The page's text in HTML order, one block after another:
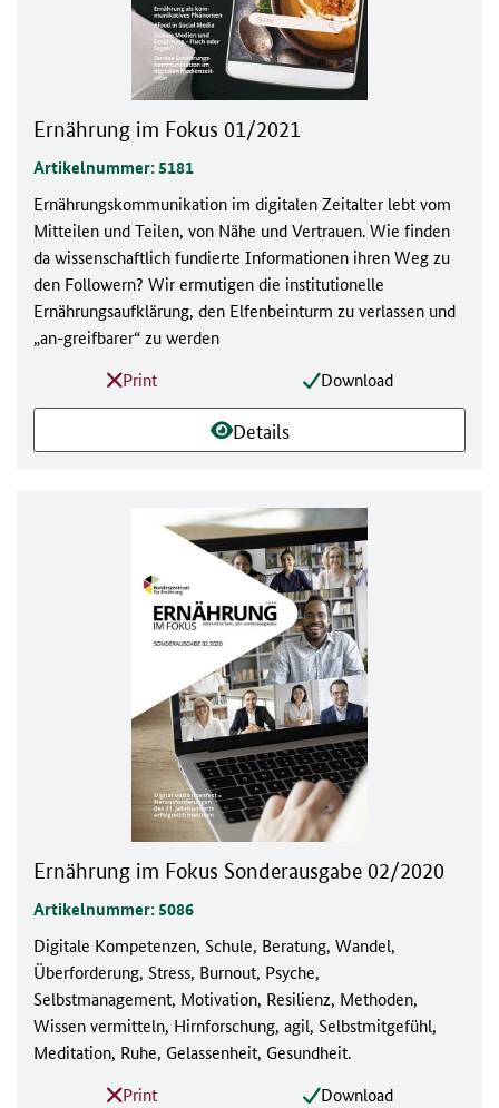
Ernährung im Fokus 01/2021
Artikelnummer: 5181
Ernährungskommunikation im digitalen Zeitalter lebt vom
Mitteilen und Teilen, von Nähe und Vertrauen. Wie finden
da wissenschaftlich fundierte Informationen ihren Weg zu
den Followern? Wir ermutigen die institutionelle
Ernährungsaufklärung, den Elfenbeinturm zu verlassen und
„an-greifbarer“ zu werden
Print
Download
Details
Ernährung im Fokus Sonderausgabe 02/2020
Artikelnummer: 5086
Digitale Kompetenzen, Schule, Beratung, Wandel,
Überforderung, Stress, Burnout, Psyche,
Selbstmanagement, Motivation, Resilienz, Methoden,
Wissen vermitteln, Hirnforschung, agil, Selbstmitgefühl,
Meditation, Ruhe, Gelassenheit, Gesundheit.
Print
Download